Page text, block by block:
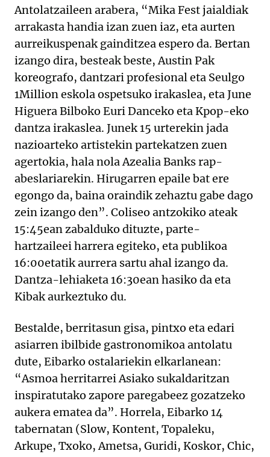
Antolatzaileen arabera, “Mika Fest jaialdiak
arrakasta handia izan zuen iaz, eta aurten
aurreikuspenak gainditzea espero da. Bertan
izango dira, besteak beste, Austin Pak
koreografo, dantzari profesional eta Seulgo
1Million eskola ospetsuko irakaslea, eta June
Higuera Bilboko Euri Danceko eta Kpop-eko
dantza irakaslea. Junek 15 urterekin jada
nazioarteko artistekin partekatzen zuen
agertokia, hala nola Azealia Banks rap-
abeslariarekin. Hirugarren epaile bat ere
egongo da, baina oraindik zehaztu gabe dago
zein izango den”. Coliseo antzokiko ateak
15:45ean zabalduko dituzte, parte-
hartzaileei harrera egiteko, eta publikoa
16:00etatik aurrera sartu ahal izango da.
Dantza-lehiaketa 16:30ean hasiko da eta
Kibak aurkeztuko du.
Bestalde, berritasun gisa, pintxo eta edari
asiarren ibilbide gastronomikoa antolatu
dute, Eibarko ostalariekin elkarlanean:
“Asmoa herritarrei Asiako sukaldaritzan
inspiratutako zapore paregabeez gozatzeko
aukera ematea da”. Horrela, Eibarko 14
tabernatan (Slow, Kontent, Topaleku,
Arkupe, Txoko, Ametsa, Guridi, Koskor, Chic,